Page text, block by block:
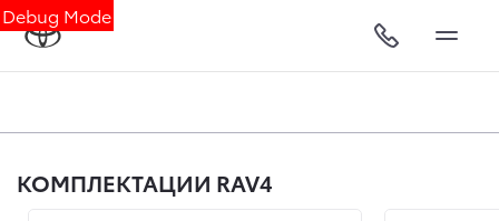
Debug Mode
КОМПЛЕКТАЦИИ RAV4